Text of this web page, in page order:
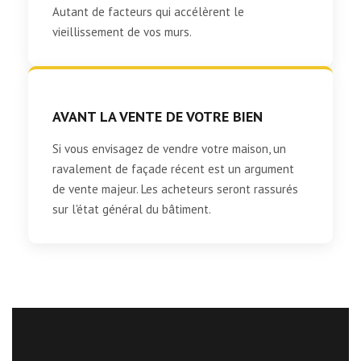
Autant de facteurs qui accélèrent le
vieillissement de vos murs.
AVANT LA VENTE DE VOTRE BIEN
Si vous envisagez de vendre votre maison, un
ravalement de façade récent est un argument
de vente majeur. Les acheteurs seront rassurés
sur l'état général du bâtiment.